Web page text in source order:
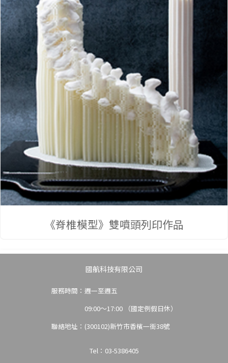
資源
3D免
《脊椎模型》雙噴頭列印作品
國航科技有限公司
服務時間：週一至週五
09:00～17:00 （國定例假日休）
聯絡地址：(300102)新竹市香檳一街38號
Tel：03-5386405